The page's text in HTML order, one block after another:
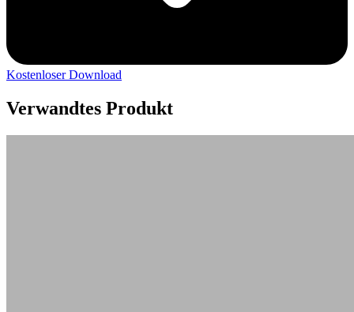
Kostenloser Download
Verwandtes Produkt